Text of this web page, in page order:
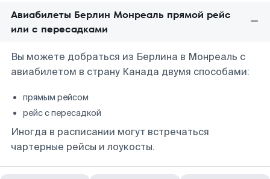
Авиабилеты Берлин Монреаль прямой рейс
или с пересадками
Вы можете добраться из Берлина в Монреаль с
авиабилетом в страну Канада двумя способами:
прямым рейсом
рейс с пересадкой
Иногда в расписании могут встречаться
чартерные рейсы и лоукосты.